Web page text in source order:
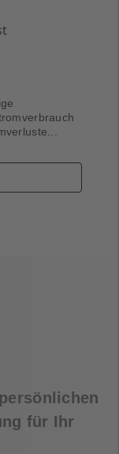
für Ihr